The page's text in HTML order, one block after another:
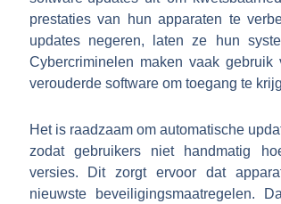
prestaties van hun apparaten te
updates negeren, laten ze hun
Cybercriminelen maken vaak
verouderde software om toegang te
Het is raadzaam om automatische
zodat gebruikers niet handmatig
versies. Dit zorgt ervoor dat
nieuwste beveiligingsmaatregelen.